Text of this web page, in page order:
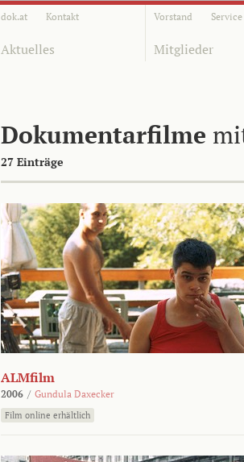
dok.at Kontakt Vorstand Service
Aktuelles Mitglieder
Dokumentarfilme
27 Einträge
ALMfilm
2006 / Gundula Daxecker
Film online erhältlich